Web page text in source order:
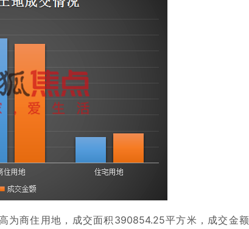
为商住用地，成交面积390854.25平方米，成交金额